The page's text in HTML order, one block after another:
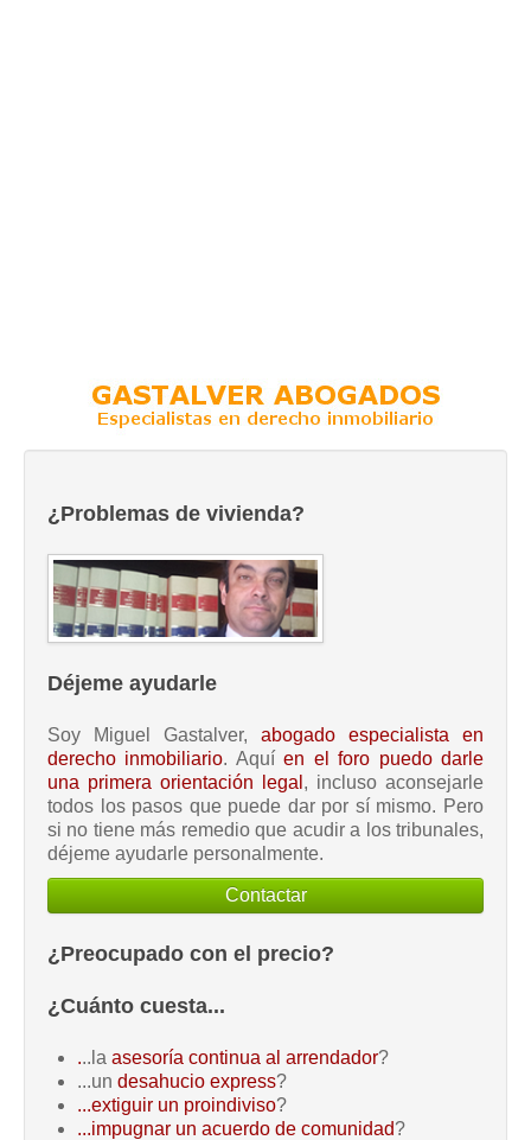
¿Problemas de vivienda?
Déjeme ayudarle
Soy Miguel Gastalver, abogado especialista en
derecho inmobiliario. Aquíen el foro puedo darle
una primera orientación legal , incluso aconsejarle
todos los pasos que puede dar por sí mismo. Pero
si no tiene más remedio que acudir a los tribunales,
déjeme ayudarle personalmente.
Contactar
¿Preocupado con el precio?
¿Cuánto cuesta...
...la asesoría continua al arrendador?
...un desahucio express?
...extiguir un proindiviso?
...impugnar un acuerdo de comunidad?